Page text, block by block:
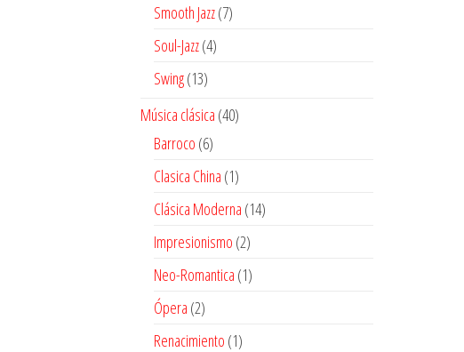
Smooth Jazz 77
Soul-Jazz 44
Swing 1313
Música clásica 4040
Barroco 66
productos
Clasica China 11
producto
Clásica Moderna 1414
Impresionismo 22
productos
Neo-Romantica 11
Ópera 22
productos
Renacimiento 11